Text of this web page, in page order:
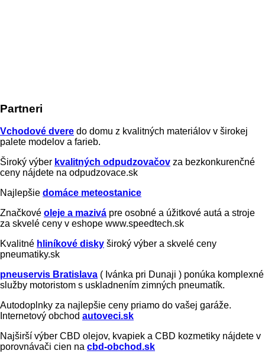
Partneri
Vchodové dvere do domu z kvalitných materiálov v širokej
palete modelov a farieb.
Široký výber kvalitných odpudzovačov za bezkonkurenčné
ceny nájdete na odpudzovace.sk
Najlepšie domáce meteostanice
Značkové oleje a mazivá pre osobné a úžitkové autá a stroje
za skvelé ceny v eshope www.speedtech.sk
Kvalitné hliníkové disky široký výber a skvelé ceny
pneumatiky.sk
pneuservis Bratislava ( Ivánka pri Dunaji ) ponúka komplexné
služby motoristom s uskladnením zimných pneumatík.
Autodoplnky za najlepšie ceny priamo do vašej garáže.
Internetový obchod autoveci.sk
Najširší výber CBD olejov, kvapiek a CBD kozmetiky nájdete v
porovnávači cien na cbd-obchod.sk